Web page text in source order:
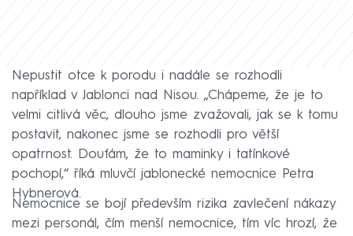
Nepustit otce k porodu i nadále se rozhodli
například v Jablonci nad Nisou. „Chápeme, že je to
velmi citlivá věc, dlouho jsme zvažovali, jak se k tomu
postavit, nakonec jsme se rozhodli pro větší
opatrnost. Doufám, že to maminky i tatínkové
pochopí,“ říká mluvčí jablonecké nemocnice Petra
Hybnerová.
Nemocnice se bojí především rizika zavlečení nákazy
mezi personál, čím menší nemocnice, tím víc hrozí, že